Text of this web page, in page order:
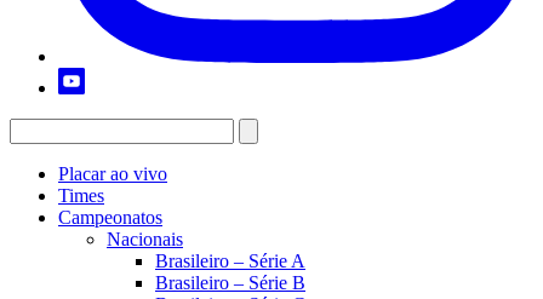
Placar ao vivo
Times
Campeonatos
Nacionais
Brasileiro – Série A
Brasileiro – Série B